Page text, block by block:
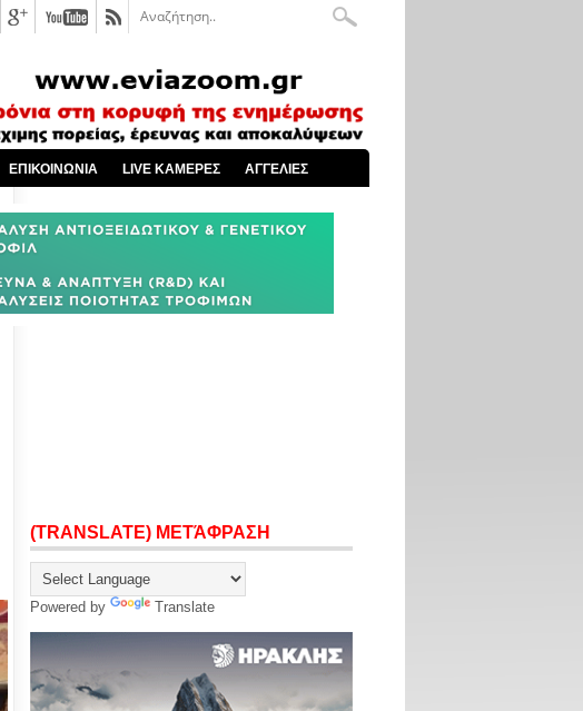
ΕΠΙΚΟΙΝΩΝΙΑ LIVE ΚΑΜΕΡΕΣ ΑΓΓΕΛΙΕΣ
(TRANSLATE) ΜΕΤΆΦΡΑΣΗ
Powered by Translate